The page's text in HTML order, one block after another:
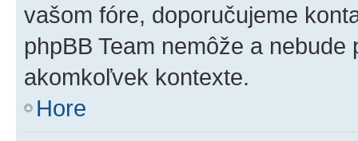
vašom fóre, doporučujeme
phpBB Team nemôže a
akomkoľvek kontexte.
Hore